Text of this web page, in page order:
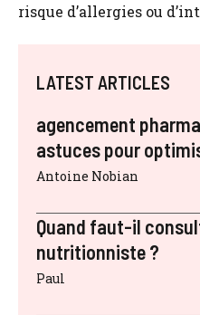
risque d’allergies ou
LATEST ARTICLES
agencement
astuces pour
Antoine Nobian
Quand faut-il
nutritionniste ?
Paul